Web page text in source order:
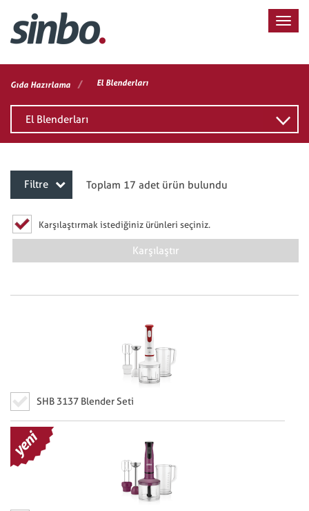
Gıda Hazırlama / El Blenderları
El Blenderları
Filtre Toplam 17 adet ürün bulundu
Karşılaştırmak istediğiniz ürünleri seçiniz.
Karşılaştır
SHB 3137 Blender Seti